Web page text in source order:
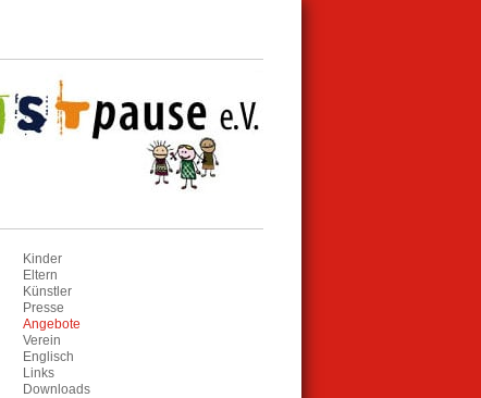
Kinder
Eltern
Künstler
Presse
Angebote
Verein
Englisch
Links
Downloads